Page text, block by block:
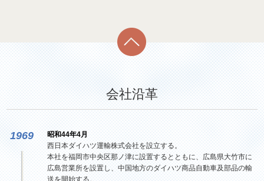
会社沿革
1969
昭和44年4月
西日本ダイハツ運輸株式会社を設立する。
本社を福岡市中央区那ノ津に設置するとともに、広島県大竹市に
広島営業所を設置し、中国地方のダイハツ商品自動車及部品の輸
送を開始する。